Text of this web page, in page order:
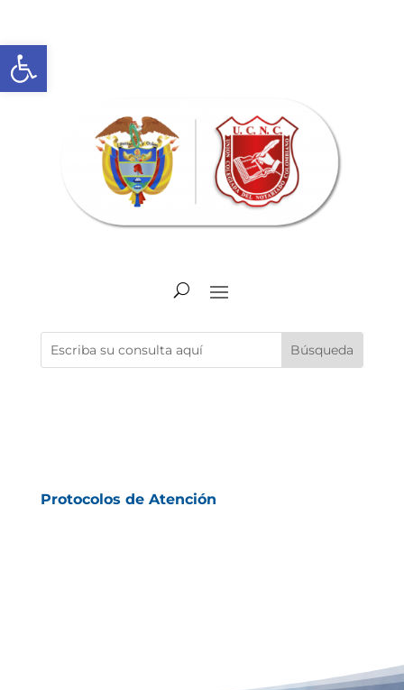
Abrir barra de herramientas
Protocolos de Atención